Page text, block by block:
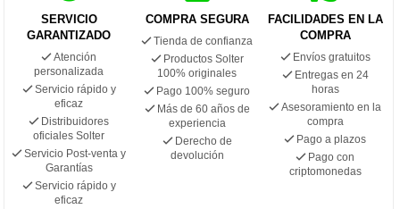
SERVICIO
GARANTIZADO
Atención
personalizada
Servicio rápido y
eficaz
Distribuidores
oficiales Solter
Servicio Post-venta y
Garantías
Servicio rápido y
eficaz
COMPRA SEGURA
Tienda de confianza
Productos Solter
100% originales
Pago 100% seguro
Más de 60 años de
experiencia
Derecho de
devolución
FACILIDADES EN LA
COMPRA
Envíos gratuitos
Entregas en 24
horas
Asesoramiento en la
compra
Pago a plazos
Pago con
criptomonedas